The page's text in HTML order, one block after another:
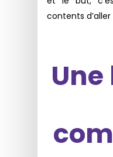
contents d’aller